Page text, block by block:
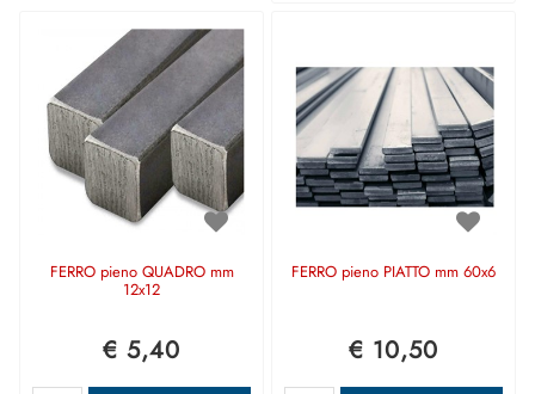
FERRO pieno QUADRO mm
12x12
€ 5,40
FERRO pieno PIATTO mm 60x6
€ 10,50